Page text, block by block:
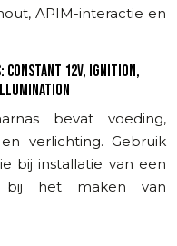
APIM-interactie en
CONSTANT 12V, IGNITION,
bevat voeding,
verlichting. Gebruik
bij installatie van een
bij het maken van